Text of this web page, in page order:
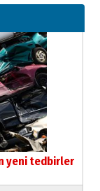
yeni tedbirler